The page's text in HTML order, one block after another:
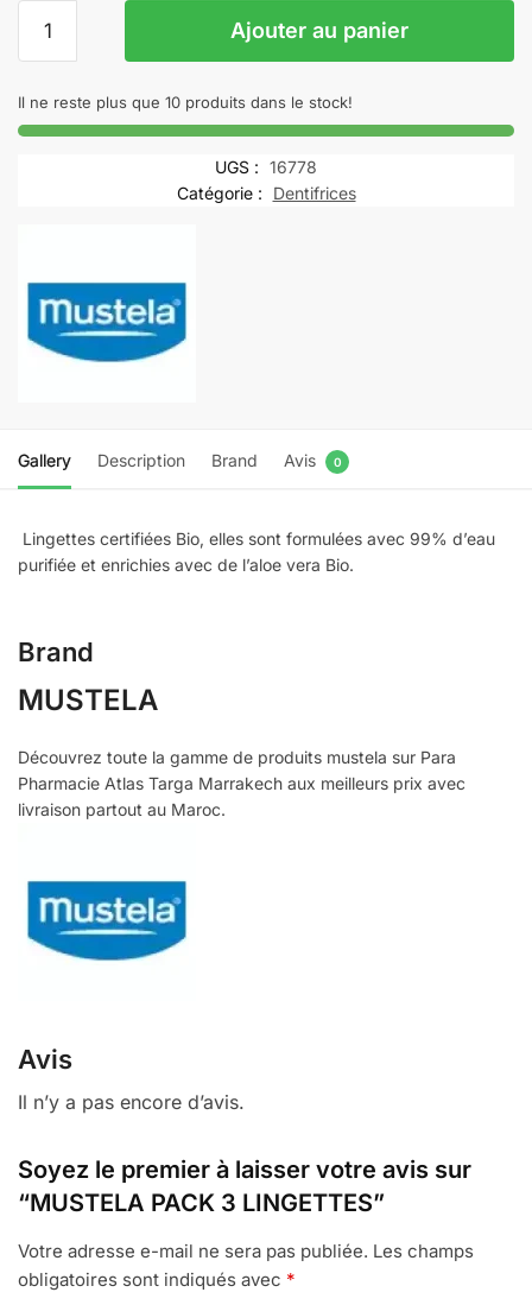
PACK
3
Ajouter au panier
Il ne reste plus que 10 produits dans le stock!
UGS : 16778
Catégorie :
Dentifrices
Gallery Description Brand Avis 0
Lingettes certifiées Bio, elles sont formulées avec 99% d’eau
purifiée et enrichies avec de l’aloe vera Bio.
Brand
MUSTELA
Découvrez toute la gamme de produits mustela sur Para
Pharmacie Atlas Targa Marrakech aux meilleurs prix avec
livraison partout au Maroc.
Avis
Il n’y a pas encore d’avis.
Soyez le premier à laisser votre avis sur
“MUSTELA PACK 3 LINGETTES”
Votre adresse e-mail ne sera pas publiée. Les champs
obligatoires sont indiqués avec *